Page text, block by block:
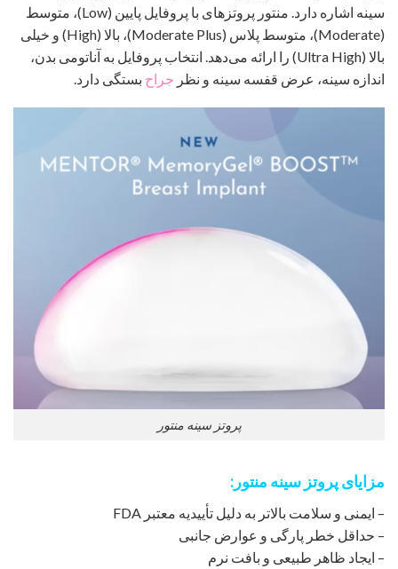
سینه اشاره دارد. منتور پروتزهای با پروفایل پایین (Low)، متوسط
(Moderate)، متوسط پلاس (Moderate Plus)، بالا (High) و خیلی
بالا (Ultra High) را ارائه می‌دهد. انتخاب پروفایل به آناتومی بدن،
اندازه سینه، عرض قفسه سینه و نظر جراح بستگی دارد.
پروتز سینه منتور
مزایای پروتز سینه منتور:
– ایمنی و سلامت بالاتر به دلیل تأییدیه معتبر FDA
– حداقل خطر پارگی و عوارض جانبی
– ایجاد ظاهر طبیعی و بافت نرم